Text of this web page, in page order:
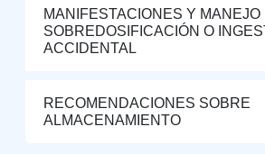
MANIFESTACIONES Y MANEJO
SOBREDOSIFICACIÓN O
ACCIDENTAL
RECOMENDACIONES SOBRE
ALMACENAMIENTO